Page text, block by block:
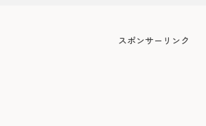
スポンサーリンク